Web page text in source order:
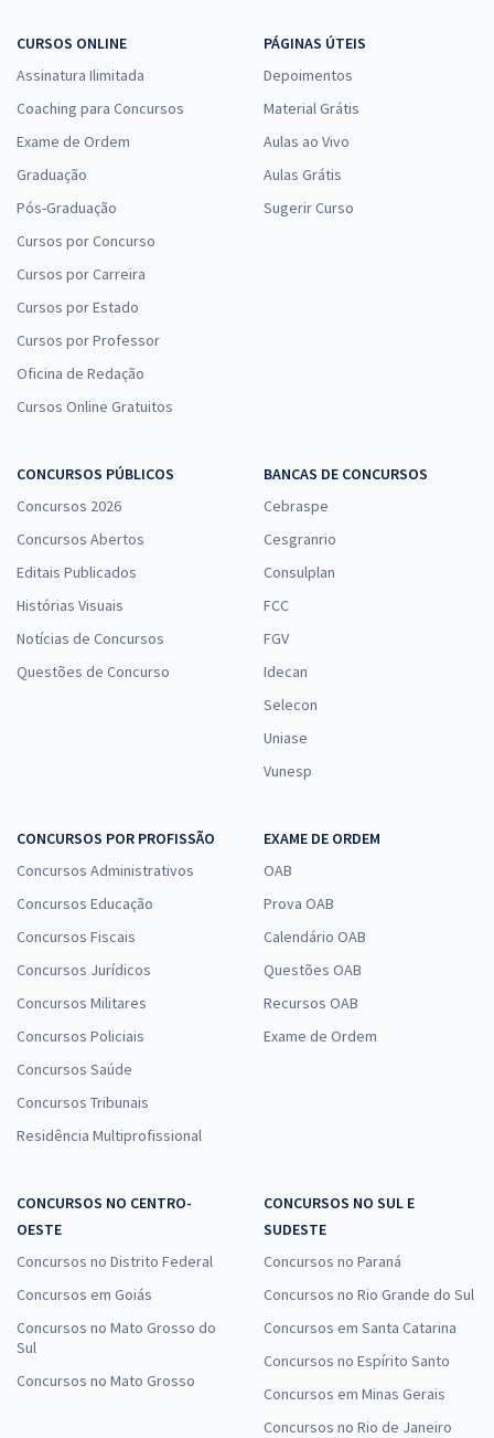
CURSOS ONLINE
Assinatura Ilimitada
Coaching para Concursos
Exame de Ordem
Graduação
Pós-Graduação
Cursos por Concurso
Cursos por Carreira
Cursos por Estado
Cursos por Professor
Oficina de Redação
Cursos Online Gratuitos
PÁGINAS ÚTEIS
Depoimentos
Material Grátis
Aulas ao Vivo
Aulas Grátis
Sugerir Curso
CONCURSOS PÚBLICOS
Concursos 2026
Concursos Abertos
Editais Publicados
Histórias Visuais
Notícias de Concursos
Questões de Concurso
BANCAS DE CONCURSOS
Cebraspe
Cesgranrio
Consulplan
FCC
FGV
Idecan
Selecon
Uniase
Vunesp
CONCURSOS POR PROFISSÃO
Concursos Administrativos
Concursos Educação
Concursos Fiscais
Concursos Jurídicos
Concursos Militares
Concursos Policiais
Concursos Saúde
Concursos Tribunais
Residência Multiprofissional
EXAME DE ORDEM
OAB
Prova OAB
Calendário OAB
Questões OAB
Recursos OAB
Exame de Ordem
CONCURSOS NO CENTRO-
OESTE
Concursos no Distrito Federal
Concursos em Goiás
Concursos no Mato Grosso do
Sul
Concursos no Mato Grosso
CONCURSOS NO SUL E
SUDESTE
Concursos no Paraná
Concursos no Rio Grande do Sul
Concursos em Santa Catarina
Concursos no Espírito Santo
Concursos em Minas Gerais
Concursos no Rio de Janeiro